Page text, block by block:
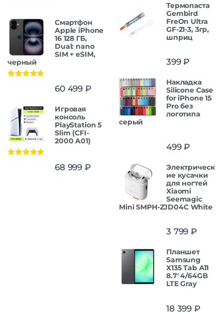
Смартфон
Apple iPhone
16 128 ГБ,
Dual: nano
SIM + eSIM,
черный
60 499 ₽
Игровая
консоль
PlayStation 5
Slim (CFI-
2000 A01)
68 999 ₽
Термопаста
Gembird
FreOn Ultra
GF-21-3, 3гр,
шприц
399₽
Накладка
Silicone Case
for iPhone 15
Pro без
логотипа
серый
499₽
Электрическ
ие кусачки
для ногтей
Xiaomi
Seemagic
Mini SMPH-ZJD04C White
3 799 ₽
Планшет
Samsung
X135 Tab A11
8.7' 4/64GB
LTE Gray
18 399 ₽